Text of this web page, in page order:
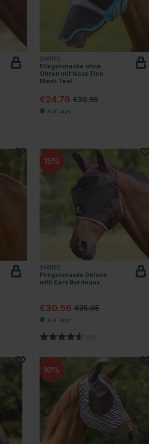
SHIRES
Fliegenmaske ohne
Ohren mit Nase Fine
Mesh Teal
€24.76 €30.95
15
SHIRES
Fliegenmaske Deluxe
with Ears Bordeaux
€30.56 €35.95
Bewertung: (10)
10